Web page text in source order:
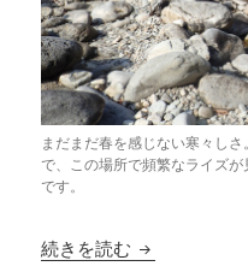
まだまだ春を感じない寒々し
で、この場所で頻繁なライズ
です。
続きを読む 新しいことを